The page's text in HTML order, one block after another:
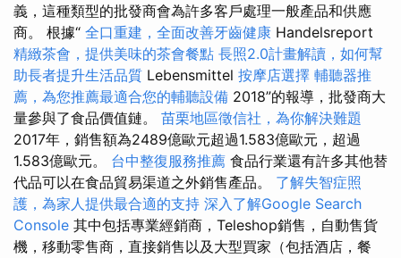
義，這種類型的批發商會為許多客戶處理一般產品和供應
商。 根據“ 全口重建，全面改善牙齒健康 Handelsreport
精緻茶會，提供美味的茶會餐點 長照2.0計畫解讀，如何幫
助長者提升生活品質 Lebensmittel 按摩店選擇 輔聽器推
薦，為您推薦最適合您的輔聽設備 2018”的報導，批發商大
量參與了食品價值鏈。 苗栗地區徵信社，為你解決難題
2017年，銷售額為2489億歐元超過1.583億歐元，超過
1.583億歐元。 台中整復服務推薦 食品行業還有許多其他替
代品可以在食品貿易渠道之外銷售產品。 了解失智症照
護，為家人提供最合適的支持 深入了解Google Search
Console 其中包括專業經銷商，Teleshop銷售，自動售貨
機，移動零售商，直接銷售以及大型買家（包括酒店，餐